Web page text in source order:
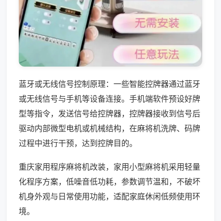
蓝牙或无线信号控制原理：一些智能控牌器通过蓝牙
或无线信号与手机等设备连接。手机端软件预设好牌
型等指令，发送信号给控牌器，控牌器接收到信号后
驱动内部微型电机或机械结构，在麻将机洗牌、码牌
过程中进行干预，达到控牌目的。
重庆家用程序麻将机改装，家用小型麻将机采用轻量
化程序方案，低噪音低功耗，参数调节温和，不破坏
机身外观与日常使用功能，适配家庭休闲低频使用环
境。